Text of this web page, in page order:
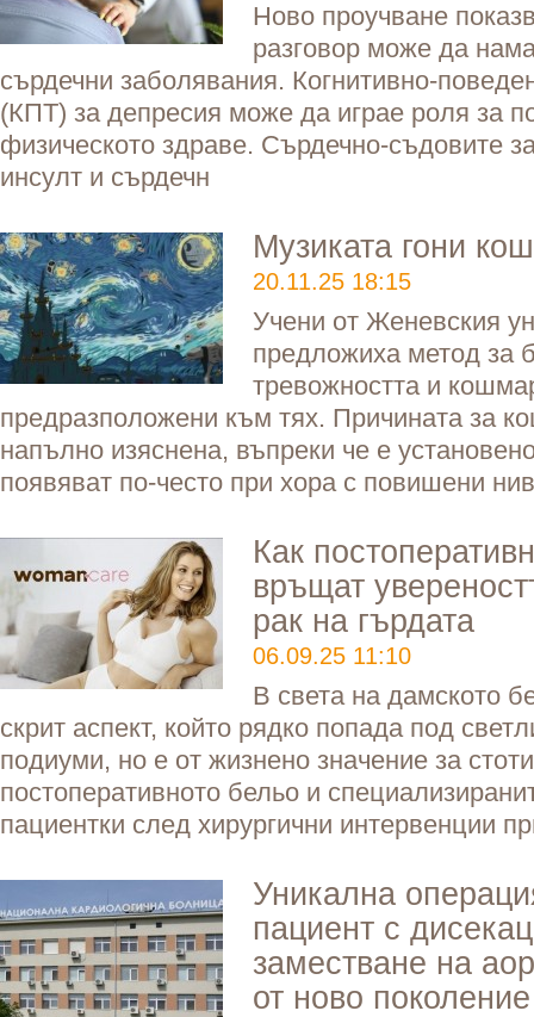
Ново проучване
разговор може да
сърдечни заболявания. Когнитивно-
(КПТ) за депресия може да играе роля за
физическото здраве. Сърдечно-съдовите
инсулт и сърдечн
Музиката гони
20.11.25 18:15
Учени от Женевския
предложиха метод за
тревожността и
предразположени към тях. Причината за
напълно изяснена, въпреки че е
появяват по-често при хора с повишени
Как
връщат
рак на гърдата
06.09.25 11:10
В света на дамското
скрит аспект, който рядко попада под
подиуми, но е от жизнено значение за
постоперативното бельо и
пациентки след хирургични интервенции
Уникална
пациент с
заместване на
от ново